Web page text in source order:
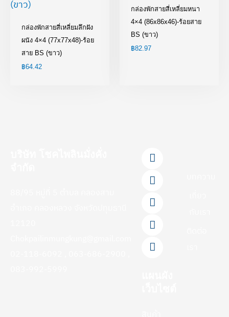
กล่องพักสายสี่เหลี่ยมลึกฝัง
ผนัง 4×4 (77x77x48)-ร้อย
สาย BS (ขาว)
฿64.42
กล่องพักสายสี่เหลี่ยมหนา
4×4 (86x86x46)-ร้อยสาย
BS (ขาว)
฿82.97
F
a
c
e
b
o
k
f
L
i
n
e
Y
o
u
t
u
b
T
i
k
t
o
k
I
n
s
t
a
g
a